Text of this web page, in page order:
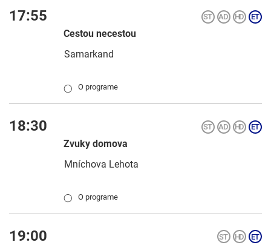
17:55
Cestou necestou
Samarkand
◯ O programe
18:30
Zvuky domova
Mníchova Lehota
◯ O programe
19:00